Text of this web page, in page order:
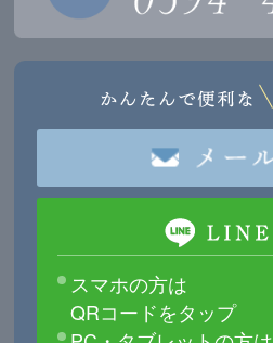
スマホの方は
QRコードをタップ